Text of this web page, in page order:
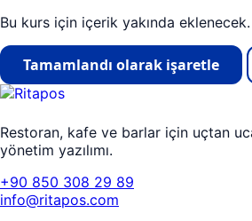
Bu kurs için içerik yakında eklenecek.
Tamamlandı olarak işaretle
Restoran, kafe ve barlar için uçtan
yönetim yazılımı.
+90 850 308 29 89
info@ritapos.com